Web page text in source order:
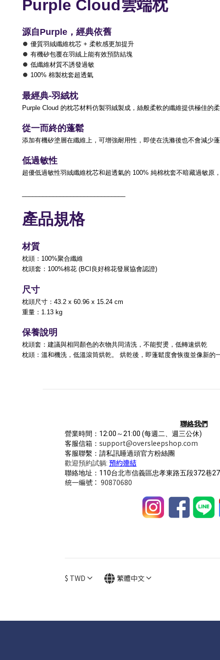
Purple Cloud雲端枕
源自Purple，經典依舊
⏺︎ 優質羽絨纖維枕芯 + 柔軟感更加提升
⏺︎ 有機矽包覆在羽絨上能有效預防結塊
⏺︎ 低纖維材質不誘發過敏
⏺︎ 100% 棉製枕套超透氣
最經典-羽絨枕
Purple Cloud 的枕芯材料仿製羽絨製成，絲般柔軟的纖維提供極佳的
從一而終的蓬鬆
添加有機矽塗層在纖維上，可增強耐用性，即使在洗滌後也不會減少
低過敏性
超優低過敏性羽絨纖維枕芯和超透氣的 100% 純棉枕套不暗藏過敏原
產品規格
材質
枕頭：100%聚合纖維
枕頭套： 100%棉花 (BCI良好棉花發展協會認證)
尺寸
枕頭尺寸：43.2 x 60.96 x 15.24 cm
重量：1.13 kg
保養說明
枕頭套：建議與相同顏色的衣物共同清洗，不能熨燙，低轉速烘乾
枕頭： 溫和機洗， 低溫滾筒烘乾。 烘乾後，即蓬鬆度會恢復並像新的
聯絡我們
營業時間：12:00～21:00 (每週二、週三公休)
客服信箱： support@oversleepshop.com
客服聯繫：請私訊睡過頭官方粉絲團
歡迎預約試躺: 預約連結
聯絡地址：110台北市信義區忠孝東路五段372巷
統一編號： 90870680
$ TWD 繁體中文